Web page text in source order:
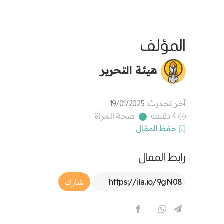
المؤلف
هيئة التحرير
آخر تحديث: 19/01/2025
4 دقيقة
صحة المرأة
حفظ المقال
رابط المقال
Article Link
شارك